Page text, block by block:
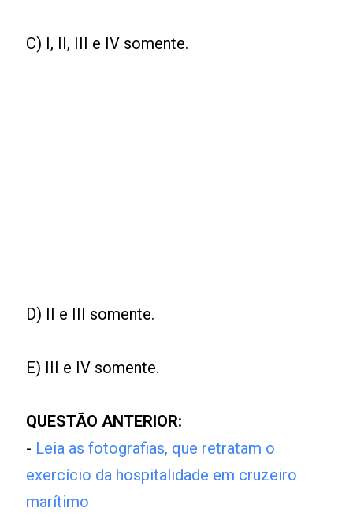
C) I, II, III e IV somente.
D) II e III somente.
E) III e IV somente.
QUESTÃO ANTERIOR:
- Leia as fotografias, que retratam o
exercício da hospitalidade em cruzeiro
marítimo